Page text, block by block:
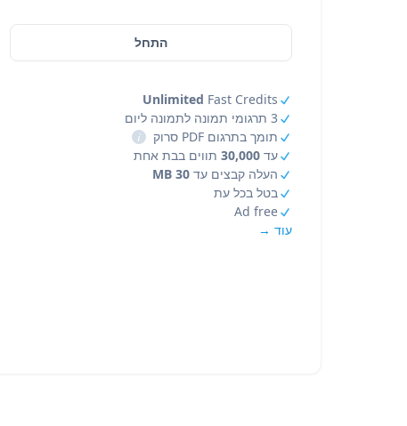
התחל
Unlimited Fast Credits
3 תרגומי תמונה לתמונה ליום
תומך בתרגום PDF סרוק
i
עד 30,000 תווים בבת אחת
העלה קבצים עד 30 MB
בטל בכל עת
Ad free
עוד →